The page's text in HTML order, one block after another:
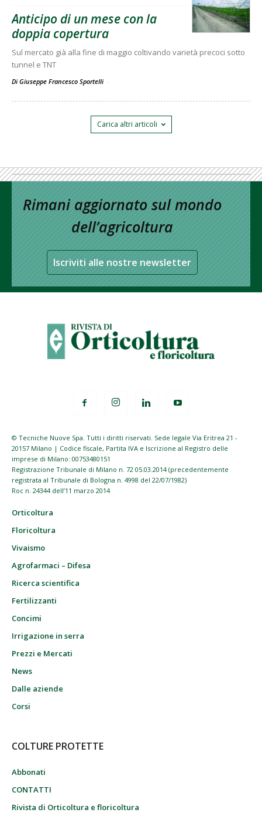
Anticipo di un mese con la
doppia copertura
Sul mercato già alla fine di maggio coltivando varietà precoci sotto
tunnel e TNT
Di Giuseppe Francesco Sportelli -
Carica altri articoli
Rimani aggiornato sul mondo
dell’agricoltura
Iscriviti alle nostre newsletter
© Tecniche Nuove Spa. Tutti i diritti riservati. Sede legale Via Eritrea 21 -
20157 Milano | Codice fiscale, Partita IVA e Iscrizione al Registro delle
imprese di Milano: 00753480151
Registrazione Tribunale di Milano n. 72 05.03.2014 (precedentemente
registrata al Tribunale di Bologna n. 4998 del 22/07/1982)
Roc n. 24344 dell’11 marzo 2014
Orticoltura
Floricoltura
Vivaismo
Agrofarmaci – Difesa
Ricerca scientifica
Fertilizzanti
Concimi
Irrigazione in serra
Prezzi e Mercati
News
Dalle aziende
Corsi
COLTURE PROTETTE
Abbonati
CONTATTI
Rivista di Orticoltura e floricoltura